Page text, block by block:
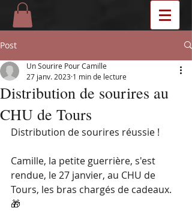
Post
Distribution de sourires au
CHU de Tours
Un Sourire Pour Camille
27 janv. 2023 1 min de lecture
Distribution de sourires réussie !
Camille, la petite guerrière, s'est
rendue, le 27 janvier, au CHU de
Tours, les bras chargés de cadeaux.
🎁